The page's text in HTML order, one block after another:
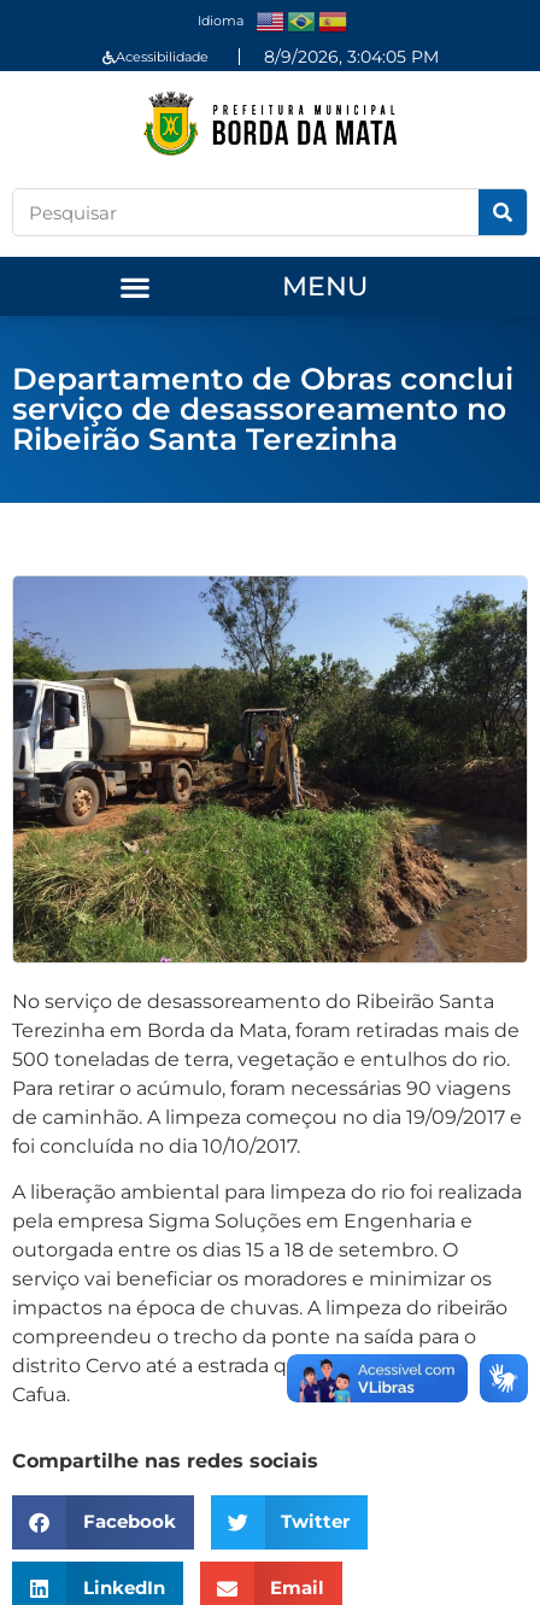
Idioma
Acessibilidade 8/9/2026, 3:04:05 PM
MENU
Departamento de Obras conclui
serviço de desassoreamento no
Ribeirão Santa Terezinha
No serviço de desassoreamento do Ribeirão Santa
Terezinha em Borda da Mata, foram retiradas mais de
500 toneladas de terra, vegetação e entulhos do rio.
Para retirar o acúmulo, foram necessárias 90 viagens
de caminhão. A limpeza começou no dia 19/09/2017 e
foi concluída no dia 10/10/2017.
A liberação ambiental para limpeza do rio foi realizada
pela empresa Sigma Soluções em Engenharia e
outorgada entre os dias 15 a 18 de setembro. O
serviço vai beneficiar os moradores e minimizar os
impactos na época de chuvas. A limpeza do ribeirão
compreendeu o trecho da ponte na saída para o
distrito Cervo até a estrada que vai para o bairro
Cafua.
Compartilhe nas redes sociais
Facebook Twitter
LinkedIn Email